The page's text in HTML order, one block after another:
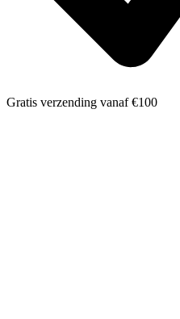
Gratis verzending vanaf €100